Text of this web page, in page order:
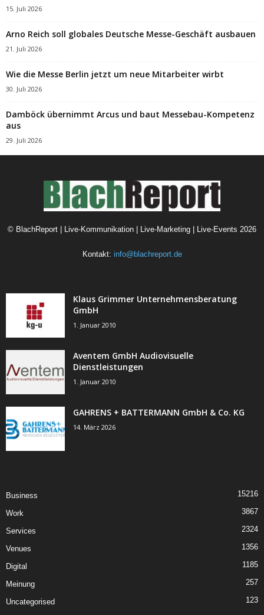
15. Juli 2026
Arno Reich soll globales Deutsche Messe-Geschäft ausbauen
21. Juli 2026
Wie die Messe Berlin jetzt um neue Mitarbeiter wirbt
30. Juli 2026
Damböck übernimmt Arcus und baut Messebau-Kompetenz
aus
29. Juli 2026
© BlachReport | Live-Kommunikation | Live-Marketing | Live-Events 2026
Kontakt: info@blachreport.de
Klaus Grimmer Unternehmensberatung
GmbH
1. Januar 2010
Aventem GmbH Audiovisuelle
Dienstleistungen
1. Januar 2010
GAHRENS + BATTERMANN GmbH & Co. KG
14. März 2026
Business 15216
Work 3867
Services 2324
Venues 1356
Digital 1185
Meinung 257
Uncategorised 123